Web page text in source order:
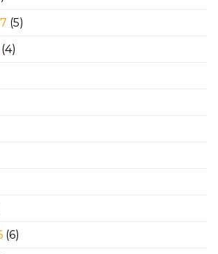
(5)
(4)
(6)